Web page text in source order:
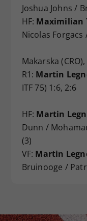
Joshua Johns /
HF: Maximilian
Nicolas Forgacs
Makarska
R1: Martin
ITF 75) 1:6, 2:6
HF: Martin
Dunn /
(3)
VF: Martin
Bruinooge /